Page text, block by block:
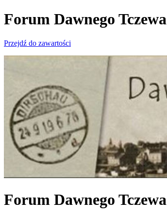
Forum Dawnego Tczewa
Przejdź do zawartości
Forum Dawnego Tczewa